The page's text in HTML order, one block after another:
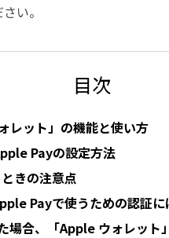
い。
目次
レット」の機能と使い方
Payの設定方法
きの注意点
Payで使うための認証
場合、「Apple ウォレット